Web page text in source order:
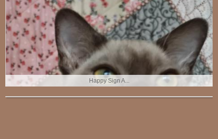
Happy Sign A...